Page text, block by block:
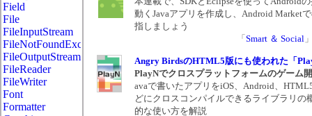
動くJavaアプリを作成し、Android Market
指しましょう
「 Smart ＆ Social
Angry BirdsのHTML5版にも使われた「
PlayNでクロスプラットフォームのゲー
avaで書いたアプリをiOS、Android、
どにクロスコンパイルできるライブラリの
的な使い方を解説
Field
File
FileInputStream
FileNotFoundException
FileOutputStream
FileReader
FileWriter
Font
Formatter